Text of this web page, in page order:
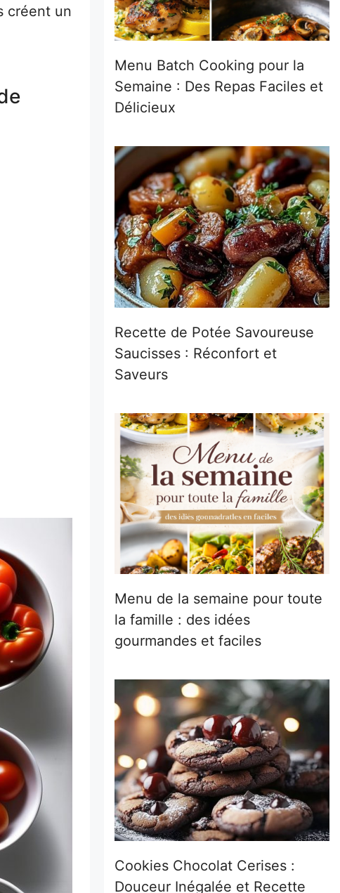
créent un
Menu Batch Cooking pour la
Semaine : Des Repas Faciles et
Délicieux
Recette de Potée Savoureuse
Saucisses : Réconfort et
Saveurs
Menu de la semaine pour toute
la famille : des idées
gourmandes et faciles
Cookies Chocolat Cerises :
Douceur Inégalée et Recette